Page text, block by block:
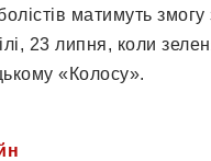
матимуть
23 липня, коли
«Колосу».